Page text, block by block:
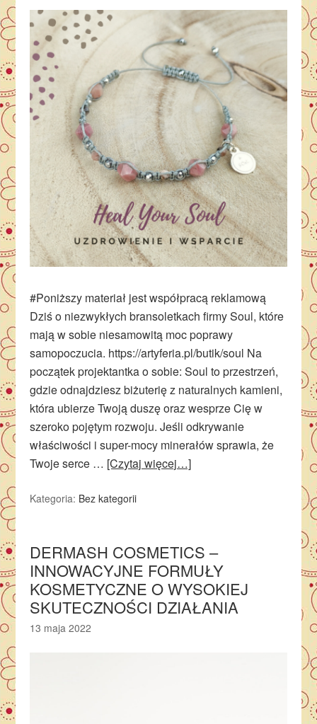
#Poniższy materiał jest współpracą reklamową
Dziś o niezwykłych bransoletkach firmy Soul, które
mają w sobie niesamowitą moc poprawy
samopoczucia. https://artyferia.pl/butik/soul Na
początek projektantka o sobie: Soul to przestrzeń,
gdzie odnajdziesz biżuterię z naturalnych kamieni,
która ubierze Twoją duszę oraz wesprze Cię w
szeroko pojętym rozwoju. Jeśli odkrywanie
właściwości i super-mocy minerałów sprawia, że
Twoje serce … [Czytaj więcej…]
Kategoria: Bez kategorii
DERMASH COSMETICS –
INNOWACYJNE FORMUŁY
KOSMETYCZNE O WYSOKIEJ
SKUTECZNOŚCI DZIAŁANIA
13 maja 2022